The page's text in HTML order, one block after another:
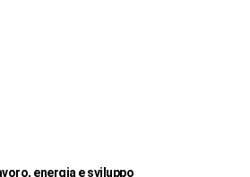
energia e sviluppo